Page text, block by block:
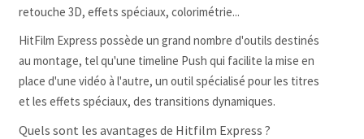
retouche 3D, effets spéciaux, colorimétrie...
HitFilm Express possède un grand nombre d'outils destinés
au montage, tel qu'une timeline Push qui facilite la mise en
place d'une vidéo à l'autre, un outil spécialisé pour les titres
et les effets spéciaux, des transitions dynamiques.
Quels sont les avantages de Hitfilm Express ?